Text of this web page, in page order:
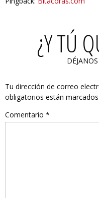
¿Y TÚ
Tu dirección de correo
obligatorios están
Comentario *